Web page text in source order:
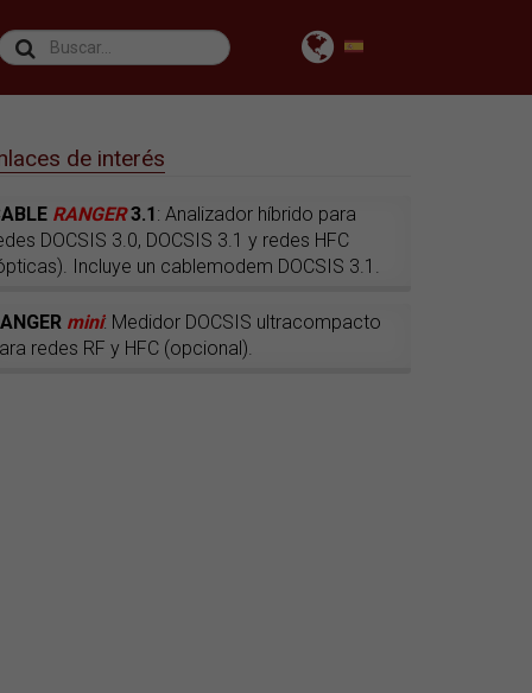
de interés
RANGER3.1: Analizador híbrido para
DOCSIS 3.0, DOCSIS 3.1 y redes HFC
Incluye un cablemodem DOCSIS 3.1.
mini: Medidor DOCSIS ultracompacto
redes RF y HFC (opcional).